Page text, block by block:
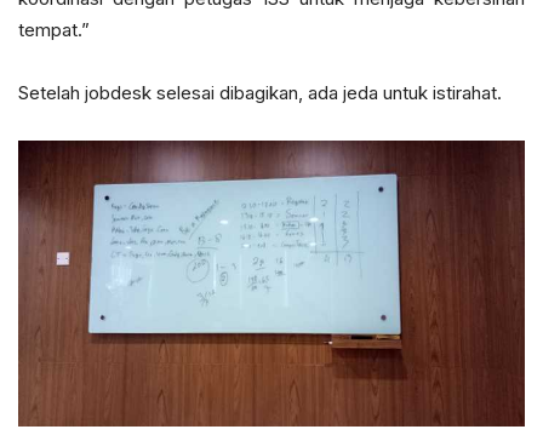
tempat.”
Setelah jobdesk selesai dibagikan, ada jeda untuk istirahat.